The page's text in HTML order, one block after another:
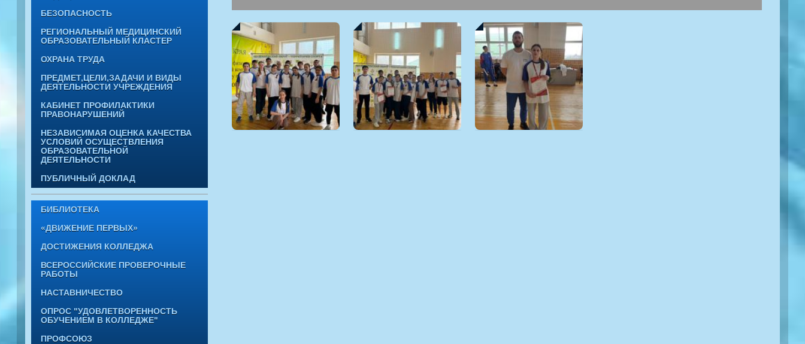
БЕЗОПАСНОСТЬ
РЕГИОНАЛЬНЫЙ МЕДИЦИНСКИЙ
ОБРАЗОВАТЕЛЬНЫЙ КЛАСТЕР
ОХРАНА ТРУДА
ПРЕДМЕТ,ЦЕЛИ,ЗАДАЧИ И ВИДЫ
ДЕЯТЕЛЬНОСТИ УЧРЕЖДЕНИЯ
КАБИНЕТ ПРОФИЛАКТИКИ
ПРАВОНАРУШЕНИЙ
НЕЗАВИСИМАЯ ОЦЕНКА КАЧЕСТВА
УСЛОВИЙ ОСУЩЕСТВЛЕНИЯ
ОБРАЗОВАТЕЛЬНОЙ
ДЕЯТЕЛЬНОСТИ
ПУБЛИЧНЫЙ ДОКЛАД
БИБЛИОТЕКА
«ДВИЖЕНИЕ ПЕРВЫХ»
ДОСТИЖЕНИЯ КОЛЛЕДЖА
ВСЕРОССИЙСКИЕ ПРОВЕРОЧНЫЕ
РАБОТЫ
НАСТАВНИЧЕСТВО
ОПРОС "УДОВЛЕТВОРЕННОСТЬ
ОБУЧЕНИЕМ В КОЛЛЕДЖЕ"
ПРОФСОЮЗ